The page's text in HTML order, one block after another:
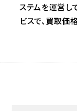
ステムを運営し
ビスで、買取価